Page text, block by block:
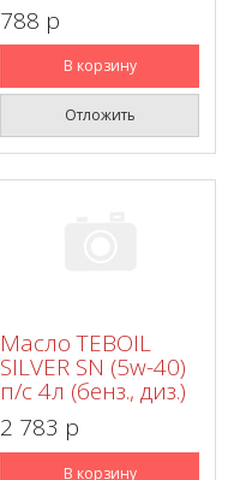
788 p
В корзину
Отложить
Масло TEBOIL
SILVER SN (5w-40)
п/с 4л (бенз., диз.)
2 783 p
В корзину